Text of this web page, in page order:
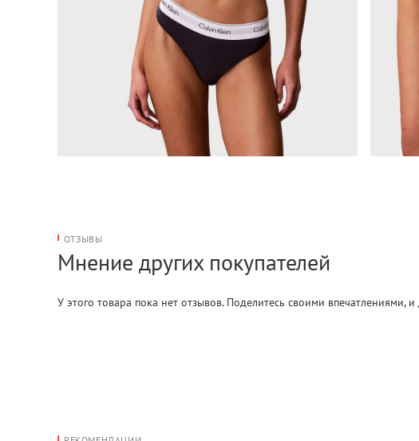
ОТЗЫВЫ
Мнение других покупателей
У этого товара пока нет отзывов. Поделитесь своими впечатлениями,